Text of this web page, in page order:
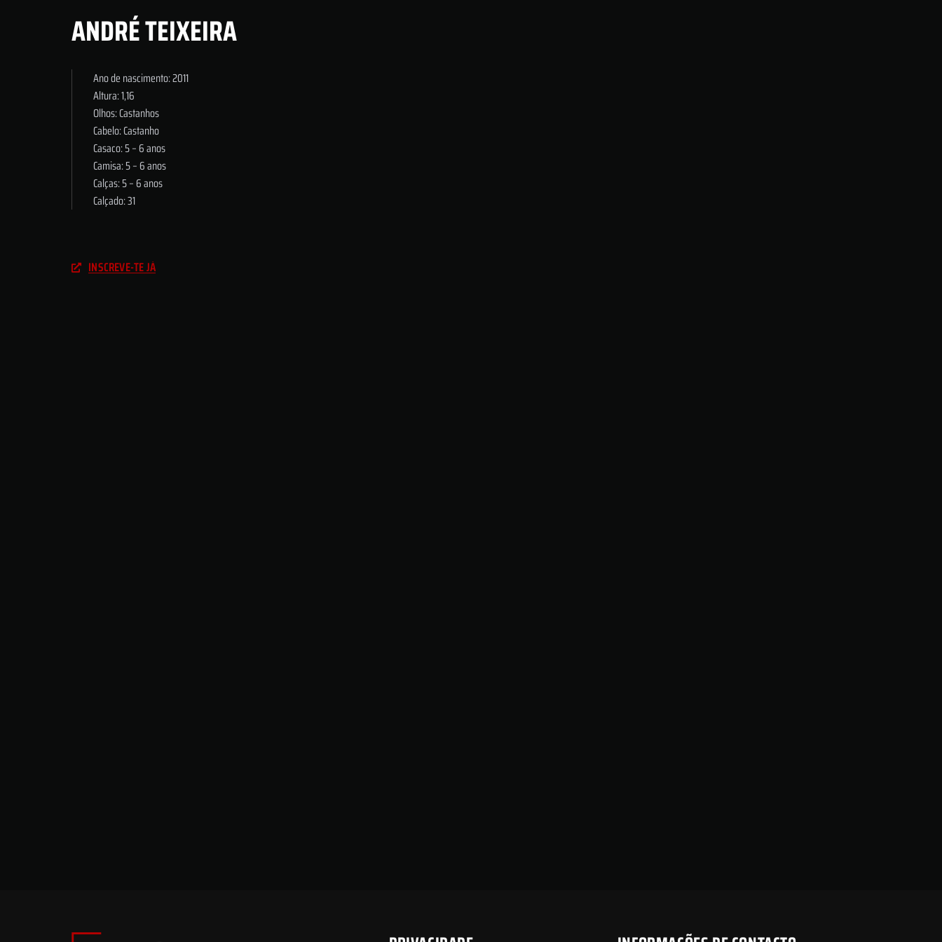
ANDRÉ TEIXEIRA
Ano de nascimento: 2011
Altura: 1,16
Olhos: Castanhos
Cabelo: Castanho
Casaco: 5 – 6 anos
Camisa: 5 – 6 anos
Calças: 5 – 6 anos
Calçado: 31
INSCREVE-TE JÁ